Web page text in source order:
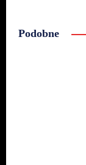
Podobne